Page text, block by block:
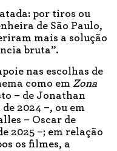
por tiros ou
de São Paulo,
mais a solução
bruta”.
nas escolhas de
como em Zona
– de Jonathan
2024 –, ou em
– Oscar de
2025 –; em relação
os filmes, a